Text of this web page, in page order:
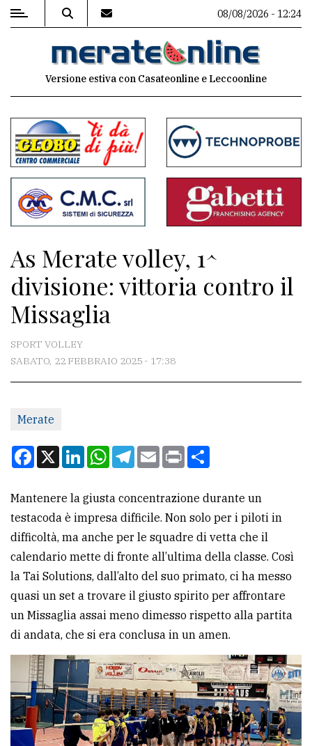
MENU
commenti
Contenuti
del
sito
Associazioni
Meteo
CONTATTI
Scrivici
Per
la
pubblicità
CERCA
Cerca
per
comune
avanzata
LE
ALTRE
TESTATE
08/08/2026 - 12:24
Versione estiva con Casateonline e Leccoonline
As Merate volley, 1^
divisione: vittoria contro il
Missaglia
SPORT VOLLEY
SABATO, 22 FEBBRAIO 2025 - 17:38
Merate
Facebook
X LinkedInWhatsApp
Telegram
EmailPrint
Mantenere la giusta concentrazione durante un
testacoda è impresa difficile. Non solo per i piloti in
difficoltà, ma anche per le squadre di vetta che il
calendario mette di fronte all’ultima della classe. Così
la Tai Solutions, dall’alto del suo primato, ci ha messo
quasi un set a trovare il giusto spirito per affrontare
un Missaglia assai meno dimesso rispetto alla partita
di andata, che si era conclusa in un amen.